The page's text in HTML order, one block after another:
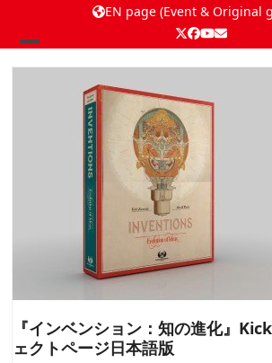
EN page (Event & Original
Twitter
Facebook
YouTube
Email
Open
mobile
Close
mobile
『インベンション：知の進化』
ェクトページ日本語版